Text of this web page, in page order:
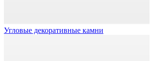
Угловые декоративные камни